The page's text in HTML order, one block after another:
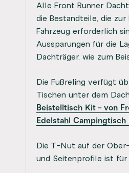
Alle Front Runner
die Bestandteile, die
Fahrzeug erforderlich
Aussparungen für die
Dachträger, wie zum
Die Fußreling verfügt
Tischen unter dem
Beistelltisch Kit - von
Edelstahl
Die T-Nut auf der
und Seitenprofile ist für